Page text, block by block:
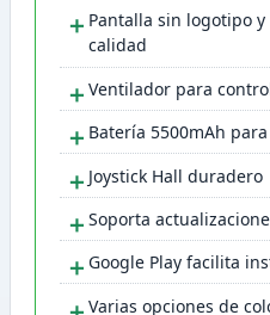
＋ Pantalla sin logotipo
calidad
＋ Ventilador para
＋ Batería 5500mAh
＋Joystick Hall duradero
＋ Soporta
＋ Google Play facilita
Varias opciones de